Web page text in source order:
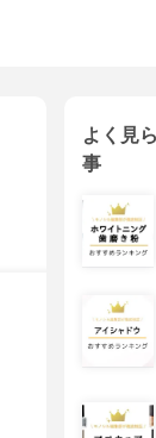
よく見
事